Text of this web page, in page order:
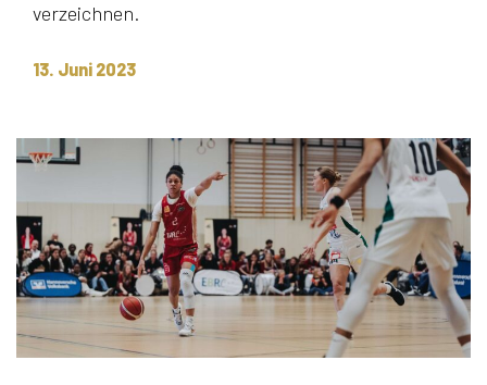
verzeichnen.
13. Juni 2023